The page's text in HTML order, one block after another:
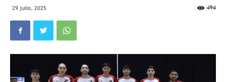
29 julio, 2025 494